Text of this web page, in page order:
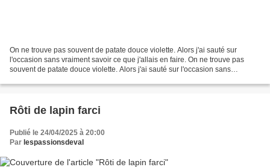
On ne trouve pas souvent de patate douce violette. Alors j'ai sauté sur
l'occasion sans vraiment savoir ce que j'allais en faire. On ne trouve pas
souvent de patate douce violette. Alors j'ai sauté sur l'occasion sans
Rôti de lapin farci
Publié le 24/04/2025 à 20:00
Par lespassionsdeval